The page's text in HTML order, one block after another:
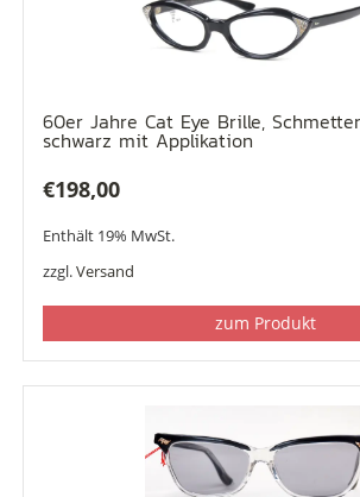
60er Jahre Cat Eye Brille,
schwarz mit Applikation
€198,00
Enthält 19% MwSt.
zzgl.Versand
zum Produkt